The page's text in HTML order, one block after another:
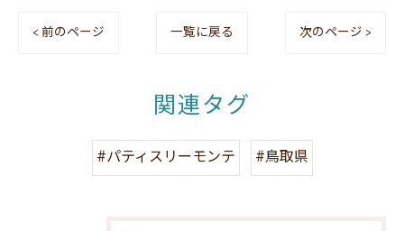
< 前のページ 一覧に戻る 次のページ >
関連タグ
#パティスリーモンテ #鳥取県